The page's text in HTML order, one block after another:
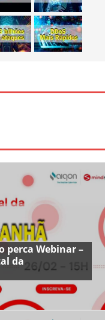
perca Webinar –
da